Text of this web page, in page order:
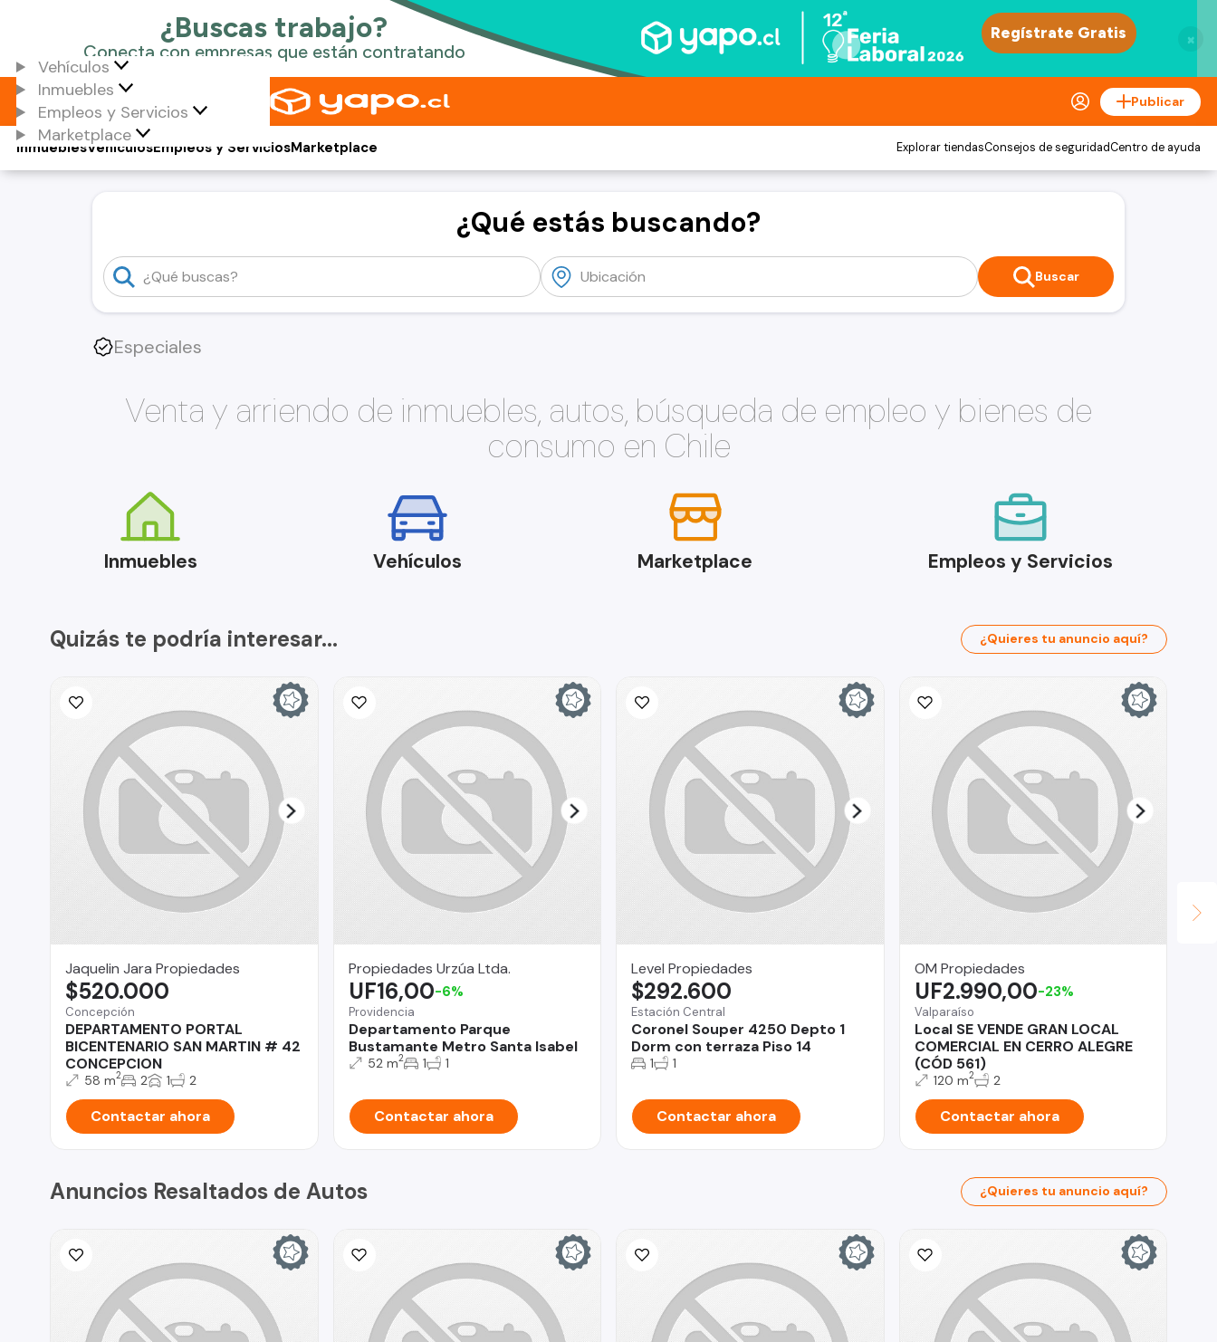
×
Vehículos
Inmuebles
Empleos y Servicios
Marketplace
Publicar
Vehículos
Inmuebles Empleos y ServiciosMarketplace Explorar tiendasConsejos de seguridadCentro de ayuda
¿Qué estás buscando?
Buscar
Especiales
Venta y arriendo de inmuebles, autos, búsqueda de empleo y bienes de
consumo en Chile
Inmuebles Vehículos Marketplace Empleos y Servicios
Quizás te podría interesar... ¿Quieres tu anuncio aquí?
Jaquelin Jara Propiedades
Concepción
DEPARTAMENTO PORTAL
BICENTENARIO SAN MARTIN # 42
CONCEPCION
$520.000
58 m2 2 1 2
Contactar ahora
Propiedades Urzúa Ltda.
Providencia
Departamento Parque
Bustamante Metro Santa Isabel
UF16,00-6%
52 m2 1 1
Contactar ahora
Level Propiedades
Estación Central
Coronel Souper 4250 Depto 1
Dorm con terraza Piso 14
$292.600
1 1
Contactar ahora
OM Propiedades
Valparaíso
Local SE VENDE GRAN LOCAL
COMERCIAL EN CERRO ALEGRE
(CÓD 561)
UF2.990,00-23%
120 m2 2
Contactar ahora
Anuncios Resaltados de Autos ¿Quieres tu anuncio aquí?